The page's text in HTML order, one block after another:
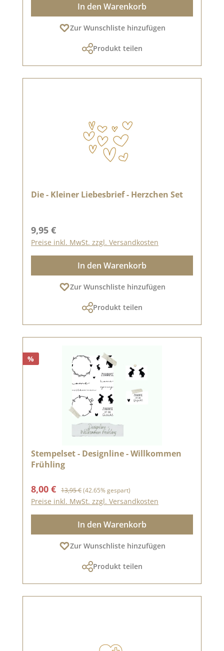
In den Warenkorb
Zur Wunschliste hinzufügen
Produkt teilen
Die - Kleiner Liebesbrief - Herzchen Set
Regulärer Preis:
9,95 €
Preise inkl. MwSt. zzgl. Versandkosten
In den Warenkorb
Zur Wunschliste hinzufügen
Produkt teilen
%
Stempelset - Designline - Willkommen
Frühling
Verkaufspreis:
8,00 € Regulärer Preis:
13,95 €(42.65% gespart)
Preise inkl. MwSt. zzgl. Versandkosten
In den Warenkorb
Zur Wunschliste hinzufügen
Produkt teilen